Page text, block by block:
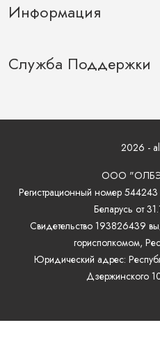
Информация
Служба Поддержки
2026 -
ООО
Регистрационный номер 544243
Беларусь от
Свидетельство 193826439
горисполкомом,
Юридический адрес:
Дзержинского